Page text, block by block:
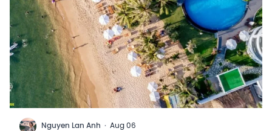
N Nguyen Lan Anh · Aug 06